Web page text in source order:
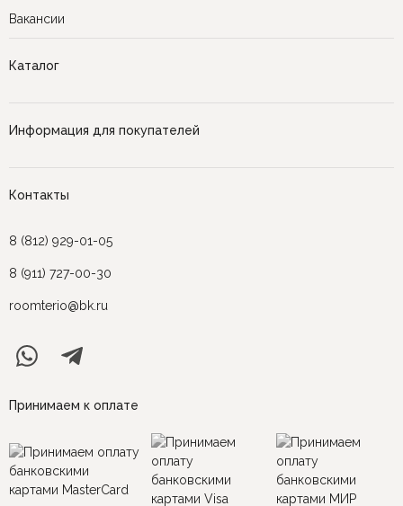
Вакансии
Каталог
Информация для покупателей
Контакты
8 (812) 929-01-05
8 (911) 727-00-30
roomterio@bk.ru
Принимаем к оплате